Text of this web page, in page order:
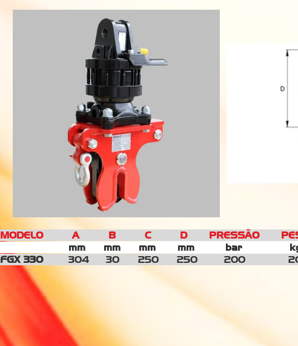
MODELO A B C D PRESSÃO PESO
mm mm mm mm bar
FGX 330
304 30 250 250 200